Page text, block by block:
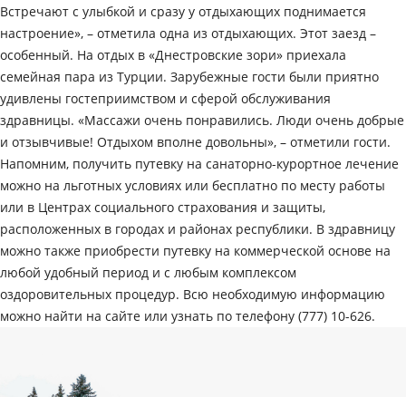
Встречают с улыбкой и сразу у отдыхающих поднимается
настроение», – отметила одна из отдыхающих. Этот заезд –
особенный. На отдых в «Днестровские зори» приехала
семейная пара из Турции. Зарубежные гости были приятно
удивлены гостеприимством и сферой обслуживания
здравницы. «Массажи очень понравились. Люди очень добрые
и отзывчивые! Отдыхом вполне довольны», – отметили гости.
Напомним, получить путевку на санаторно-курортное лечение
можно на льготных условиях или бесплатно по месту работы
или в Центрах социального страхования и защиты,
расположенных в городах и районах республики. В здравницу
можно также приобрести путевку на коммерческой основе на
любой удобный период и с любым комплексом
оздоровительных процедур. Всю необходимую информацию
можно найти на сайте или узнать по телефону (777) 10-626.